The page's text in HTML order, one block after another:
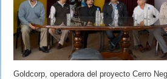
Goldcorp, operadora del proyecto Cerro